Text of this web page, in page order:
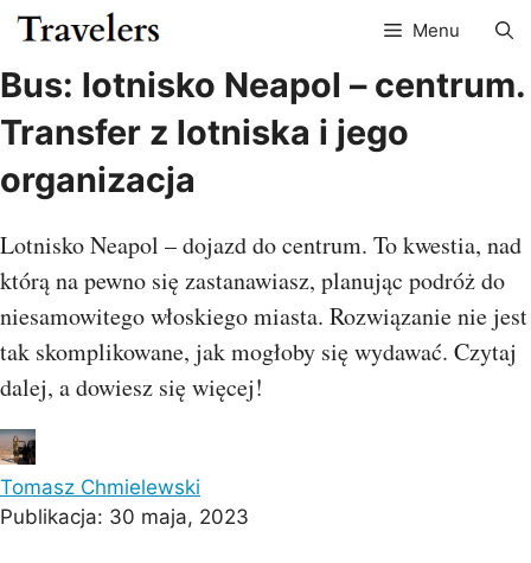
Przejdź
do
treści
Menu
Bus: lotnisko Neapol – centrum.
Transfer z lotniska i jego
organizacja
Lotnisko Neapol – dojazd do centrum. To kwestia, nad
którą na pewno się zastanawiasz, planując podróż do
niesamowitego włoskiego miasta. Rozwiązanie nie jest
tak skomplikowane, jak mogłoby się wydawać. Czytaj
dalej, a dowiesz się więcej!
Tomasz Chmielewski
Publikacja: 30 maja, 2023